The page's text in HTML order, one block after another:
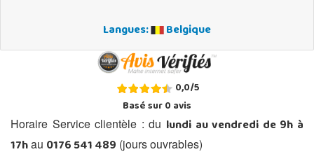
Langues: Belgique
0,0/5
Basé sur0avis
Horaire Service clientèle : du lundi au vendredi de 9h à
17hau 0176 541 489 (jours ouvrables)